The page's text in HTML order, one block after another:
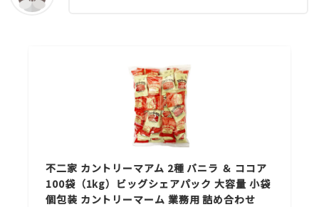
不二家 カントリーマアム 2種 バニラ ＆ ココア
100袋（1kg）ビッグシェアパック 大容量 小袋
個包装 カントリーマーム 業務用 詰め合わせ